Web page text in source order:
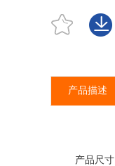
产品描述
产品尺寸